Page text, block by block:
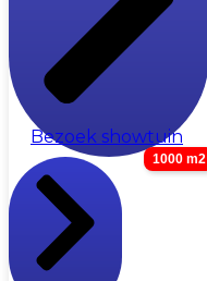
Bezoek showtuin
1000 m2